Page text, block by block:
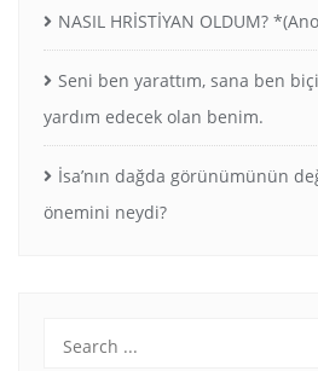
NASIL HRİSTİYAN OLDUM?
Seni ben yarattım, sana ben
yardım edecek olan benim.
İsa’nın dağda görünümünün
önemini neydi?